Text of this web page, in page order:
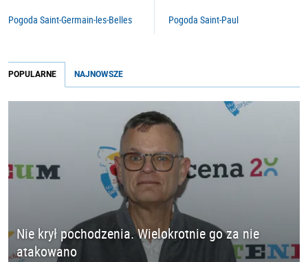
Pogoda Saint-Germain-les-Belles Pogoda Saint-Paul
POPULARNE NAJNOWSZE
Nie krył pochodzenia. Wielokrotnie go za nie
atakowano